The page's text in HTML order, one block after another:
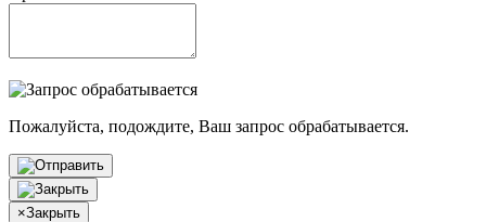
Пожалуйста, подождите, Ваш запрос обрабатывается.
×Закрыть